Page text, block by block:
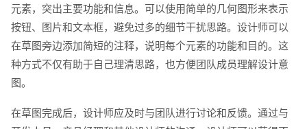
元素，突出主要功能和信息。可以使用简单的几何图形来表示
按钮、图片和文本框，避免过多的细节干扰思路。设计师可以
在草图旁边添加简短的注释，说明每个元素的功能和目的。这
种方式不仅有助于自己理清思路，也方便团队成员理解设计意
图。
在草图完成后，设计师应及时与团队进行讨论和反馈。通过与